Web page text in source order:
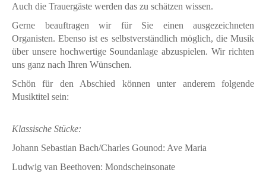
Auch die Trauergäste werden das zu schätzen wissen.
Gerne beauftragen wir für Sie einen ausgezeichneten
Organisten. Ebenso ist es selbstverständlich möglich, die Musik
über unsere hochwertige Soundanlage abzuspielen. Wir richten
uns ganz nach Ihren Wünschen.
Schön für den Abschied können unter anderem folgende
Musiktitel sein:
Klassische Stücke:
Johann Sebastian Bach/Charles Gounod: Ave Maria
Ludwig van Beethoven: Mondscheinsonate